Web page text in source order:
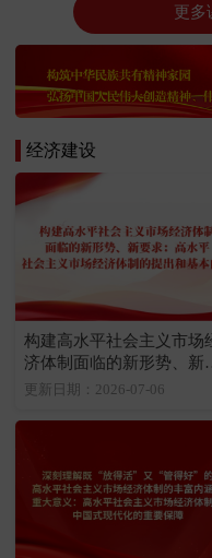
更多
经济建设
构建高水平社会主义市场
济体制面临的新形势、新
求：高水平社会主义市场经
更新日期：2026-07-06